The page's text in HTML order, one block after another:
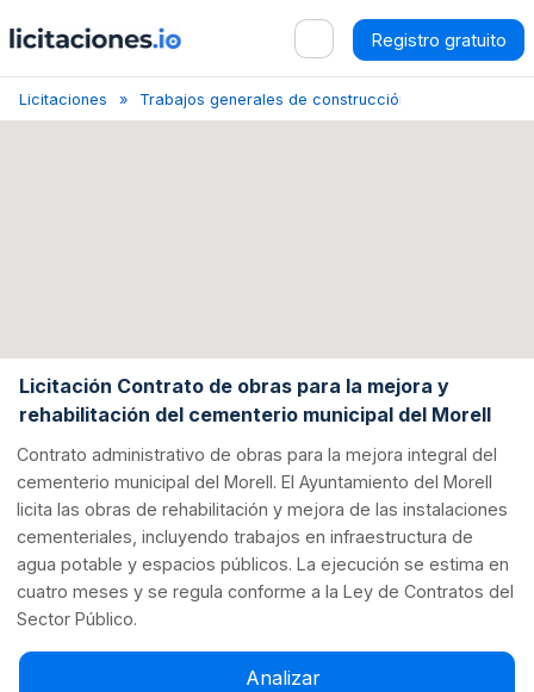
Registro gratuito
Licitaciones Trabajos generales de construcción de inmuebles y
Licitación Contrato de obras para la mejora y
rehabilitación del cementerio municipal del Morell
Contrato administrativo de obras para la mejora integral del
cementerio municipal del Morell. El Ayuntamiento del Morell
licita las obras de rehabilitación y mejora de las instalaciones
cementeriales, incluyendo trabajos en infraestructura de
agua potable y espacios públicos. La ejecución se estima en
cuatro meses y se regula conforme a la Ley de Contratos del
Sector Público.
Analizar